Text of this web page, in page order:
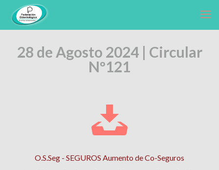
28 de Agosto 2024 | Circular
Nº121
O.S.Seg - SEGUROS Aumento de Co-Seguros